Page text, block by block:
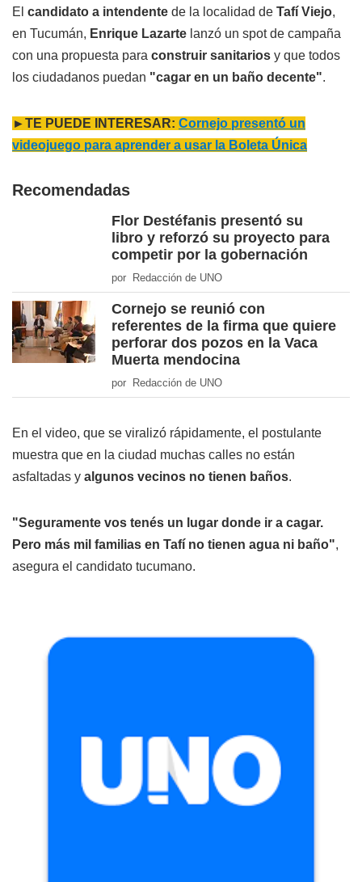
El candidato a intendente de la localidad de Tafí Viejo,
en Tucumán, Enrique Lazarte lanzó un spot de campaña
con una propuesta para construir sanitarios y que todos
los ciudadanos puedan "cagar en un baño decente".
►TE PUEDE INTERESAR: Cornejo presentó un
videojuego para aprender a usar la Boleta Única
Recomendadas
Flor Destéfanis presentó su
libro y reforzó su proyecto para
competir por la gobernación
por Redacción de UNO
Cornejo se reunió con
referentes de la firma que quiere
perforar dos pozos en la Vaca
Muerta mendocina
por Redacción de UNO
En el video, que se viralizó rápidamente, el postulante
muestra que en la ciudad muchas calles no están
asfaltadas y algunos vecinos no tienen baños.
"Seguramente vos tenés un lugar donde ir a cagar.
Pero más mil familias en Tafí no tienen agua ni baño",
asegura el candidato tucumano.